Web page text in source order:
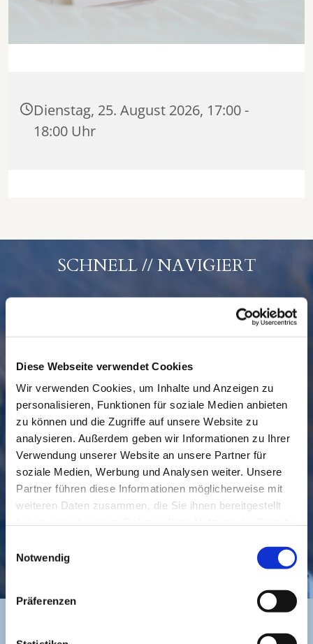
Diese Webseite verwendet Cookies
Wir verwenden Cookies, um Inhalte und Anzeigen zu
personalisieren, Funktionen für soziale Medien anbieten
zu können und die Zugriffe auf unsere Website zu
analysieren. Außerdem geben wir Informationen zu Ihrer
Verwendung unserer Website an unsere Partner für
soziale Medien, Werbung und Analysen weiter. Unsere
Partner führen diese Informationen möglicherweise mit
weiteren Daten zusammen, die Sie ihnen bereitgestellt
Notwendig
Präferenzen
Dienstag, 25. August 2026, 17:00 -
18:00 Uhr
SCHNELL // NAVIGIERT
GEMEINDE BESUCHEN